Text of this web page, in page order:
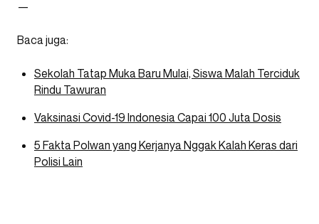
—
Baca juga:
Sekolah Tatap Muka Baru Mulai, Siswa Malah Terciduk
Rindu Tawuran
Vaksinasi Covid-19 Indonesia Capai 100 Juta Dosis
5 Fakta Polwan yang Kerjanya Nggak Kalah Keras dari
Polisi Lain